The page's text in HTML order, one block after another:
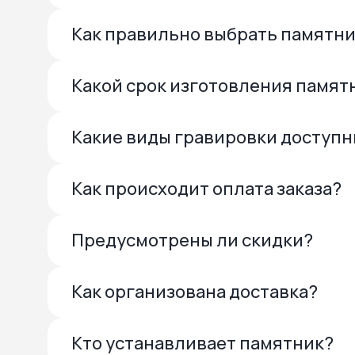
Как правильно выбрать
Какой срок изготовления
Какие виды гравировки
Как происходит оплата заказа?
Предусмотрены ли скидки?
Как организована доставка?
Кто устанавливает памятник?